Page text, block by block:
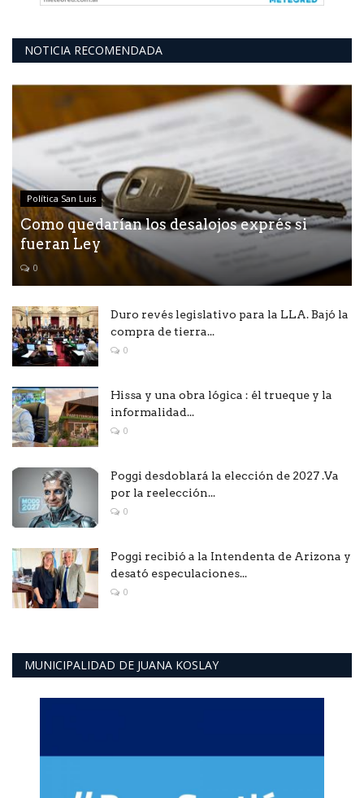
NOTICIA RECOMENDADA
Política San Luis
Como quedarían los desalojos exprés si
fueran Ley
0
Duro revés legislativo para la LLA. Bajó la
compra de tierra...
0
Hissa y una obra lógica : él trueque y la
informalidad...
0
Poggi desdoblará la elección de 2027 .Va
por la reelección...
0
Poggi recibió a la Intendenta de Arizona y
desató especulaciones...
0
MUNICIPALIDAD DE JUANA KOSLAY